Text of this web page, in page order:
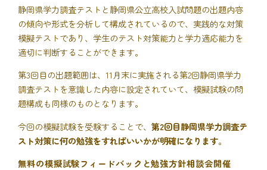
静岡県学力調査テストと静岡県公立高校入試問題の出題内容
の傾向や形式を分析して構成されているので、実践的な対策
模擬テストであり、学生のテスト対策能力と学力適応能力を
適切に判断することができます。
第3回目の出題範囲は、11月末に実施される第2回静岡県学力
調査テストを意識した内容に設定されていて、模擬試験の問
題構成も同様のものとなります。
今回の模擬試験を受験することで、 第2回目静岡県学力調査テ
スト対策に何の勉強をすればいいかが明確になります。
無料の模擬試験フィードバックと勉強方針相談会開催